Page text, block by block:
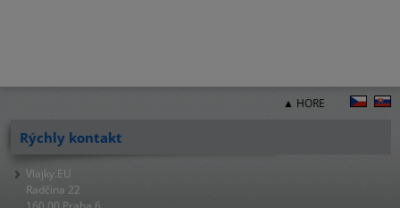
▲ HORE
Rýchly kontakt
Vlajky.EU
Radčina 22